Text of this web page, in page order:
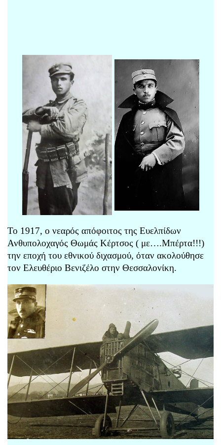
Το 1917, ο νεαρός απόφοιτος της Ευελπίδων
Ανθυπολοχαγός Θωμάς Κέρτσος ( με….Μπέρτα!!!)
την εποχή του εθνικού διχασμού, όταν ακολούθησε
τον Ελευθέριο Βενιζέλο στην Θεσσαλονίκη.